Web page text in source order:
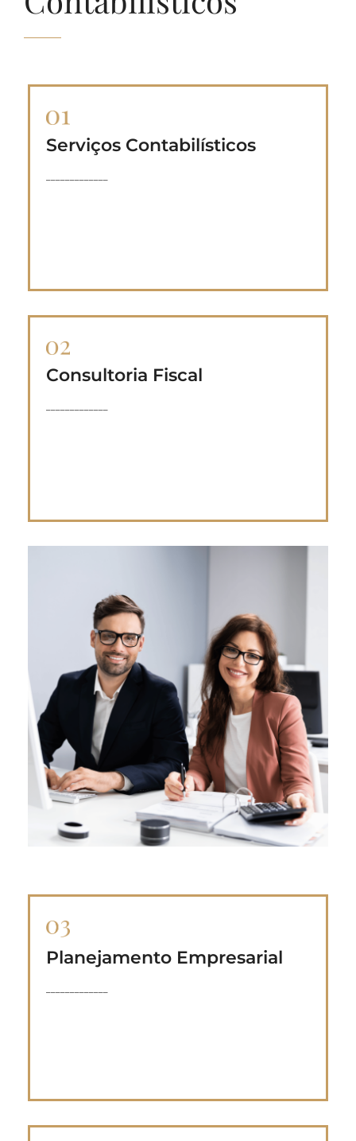
Serviços Contabilísticos
Manutenção de registos de contabilidade,
Consultoria Fiscal
carga tributária, enquanto cumprem todas as
Planejamento Empresarial
Pode incluir aconselhamento no